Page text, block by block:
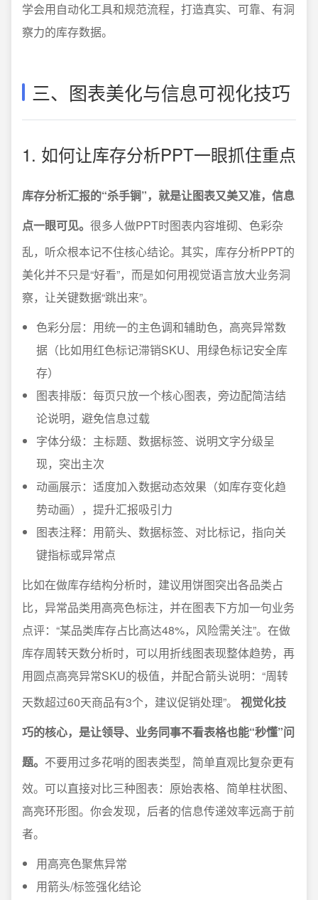
学会用自动化工具和规范流程，打造真实、可靠、有洞
察力的库存数据。
三、图表美化与信息可视化技巧
1. 如何让库存分析PPT一眼抓住重点
库存分析汇报的“杀手锏”，就是让图表又美又准，信息
点一眼可见。 很多人做PPT时图表内容堆砌、色彩杂
乱，听众根本记不住核心结论。其实，库存分析PPT的
美化并不只是“好看”，而是如何用视觉语言放大业务洞
察，让关键数据“跳出来”。
色彩分层：用统一的主色调和辅助色，高亮异常数
据（比如用红色标记滞销SKU、用绿色标记安全库
存）
图表排版：每页只放一个核心图表，旁边配简洁结
论说明，避免信息过载
字体分级：主标题、数据标签、说明文字分级呈
现，突出主次
动画展示：适度加入数据动态效果（如库存变化趋
势动画），提升汇报吸引力
图表注释：用箭头、数据标签、对比标记，指向关
键指标或异常点
比如在做库存结构分析时，建议用饼图突出各品类占
比，异常品类用高亮色标注，并在图表下方加一句业务
点评：“某品类库存占比高达48%，风险需关注”。在做
库存周转天数分析时，可以用折线图表现整体趋势，再
用圆点高亮异常SKU的极值，并配合箭头说明：“周转
天数超过60天商品有3个，建议促销处理”。 视觉化技
巧的核心，是让领导、业务同事不看表格也能“秒懂”问
题。 不要用过多花哨的图表类型，简单直观比复杂更有
效。可以直接对比三种图表：原始表格、简单柱状图、
高亮环形图。你会发现，后者的信息传递效率远高于前
者。
用高亮色聚焦异常
用箭头/标签强化结论